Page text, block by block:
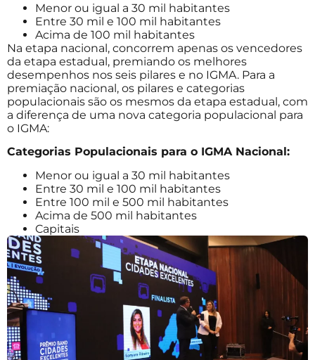
Menor ou igual a 30 mil habitantes
Entre 30 mil e 100 mil habitantes
Acima de 100 mil habitantes
Na etapa nacional, concorrem apenas os vencedores
da etapa estadual, premiando os melhores
desempenhos nos seis pilares e no IGMA. Para a
premiação nacional, os pilares e categorias
populacionais são os mesmos da etapa estadual, com
a diferença de uma nova categoria populacional para
o IGMA:
Categorias Populacionais para o IGMA Nacional:
Menor ou igual a 30 mil habitantes
Entre 30 mil e 100 mil habitantes
Entre 100 mil e 500 mil habitantes
Acima de 500 mil habitantes
Capitais